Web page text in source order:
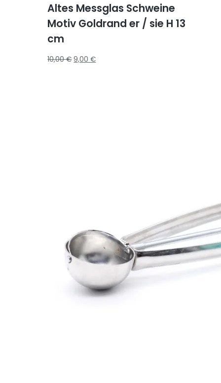
Altes Messglas Schweine
Motiv Goldrand er / sie H 13
cm
10,00€ 9,00€